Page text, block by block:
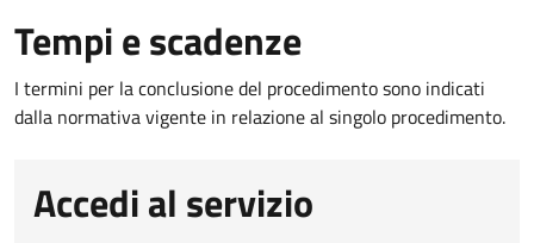
Tempi e scadenze
I termini per la conclusione del procedimento sono indicati
dalla normativa vigente in relazione al singolo procedimento.
Accedi al servizio